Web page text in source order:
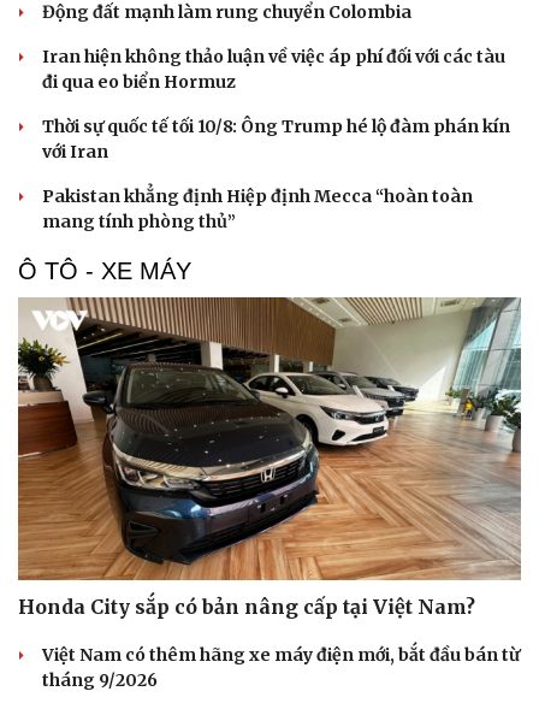
Động đất mạnh làm rung chuyển Colombia
Iran hiện không thảo luận về việc áp phí đối với các tàu
đi qua eo biển Hormuz
Thời sự quốc tế tối 10/8: Ông Trump hé lộ đàm phán kín
với Iran
Pakistan khẳng định Hiệp định Mecca “hoàn toàn
mang tính phòng thủ”
Ô TÔ - XE MÁY
Honda City sắp có bản nâng cấp tại Việt Nam?
Việt Nam có thêm hãng xe máy điện mới, bắt đầu bán từ
tháng 9/2026